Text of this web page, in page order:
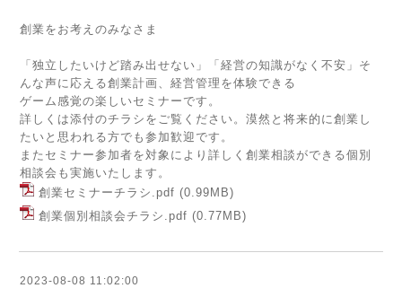
創業をお考えのみなさま
「独立したいけど踏み出せない」「経営の知識がなく不安」そ
んな声に応える創業計画、経営管理を体験できる
ゲーム感覚の楽しいセミナーです。
詳しくは添付のチラシをご覧ください。漠然と将来的に創業し
たいと思われる方でも参加歓迎です。
またセミナー参加者を対象により詳しく創業相談ができる個別
相談会も実施いたします。
創業セミナーチラシ.pdf (0.99MB)
創業個別相談会チラシ.pdf (0.77MB)
2023-08-08 11:02:00